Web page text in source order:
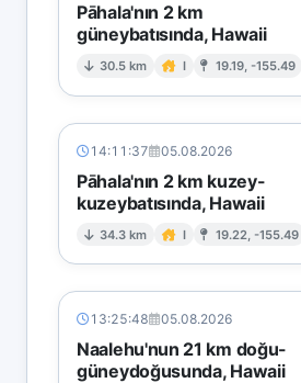
Pāhala'nın 2 km
güneybatısında, Hawaii
30.5 km I 19.19, -155.49
14:11:37 05.08.2026
Pāhala'nın 2 km kuzey-
kuzeybatısında, Hawaii
34.3 km I 19.22, -155.49
13:25:48 05.08.2026
Naalehu'nun 21 km doğu-
güneydoğusunda, Hawaii